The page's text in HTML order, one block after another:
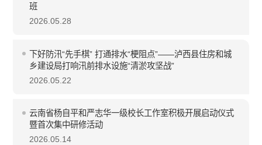
班
2026.05.28
下好防汛“先手棋” 打通排水“梗阻点”——泸西县住房和城
乡建设局打响汛前排水设施“清淤攻坚战”
2026.05.22
云南省杨自平和严志华一级校长工作室积极开展启动仪式
暨首次集中研修活动
2026.05.14